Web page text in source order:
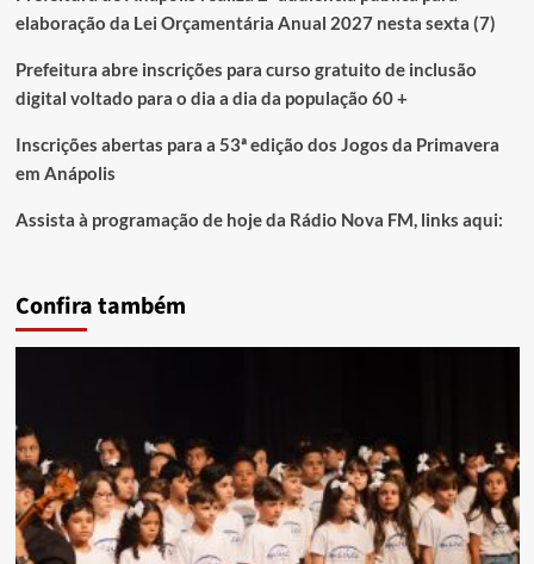
elaboração da Lei Orçamentária Anual 2027 nesta sexta (7)
Prefeitura abre inscrições para curso gratuito de inclusão
digital voltado para o dia a dia da população 60 +
Inscrições abertas para a 53ª edição dos Jogos da Primavera
em Anápolis
Assista à programação de hoje da Rádio Nova FM, links aqui:
Confira também